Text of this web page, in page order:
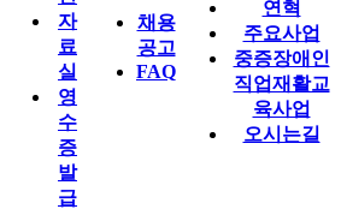
자
료
실
영
수
증
발
급
채용
공고
FAQ
연혁
주요사업
중증장애인
직업재활교
육사업
오시는길